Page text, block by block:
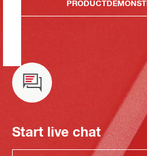
Start live chat